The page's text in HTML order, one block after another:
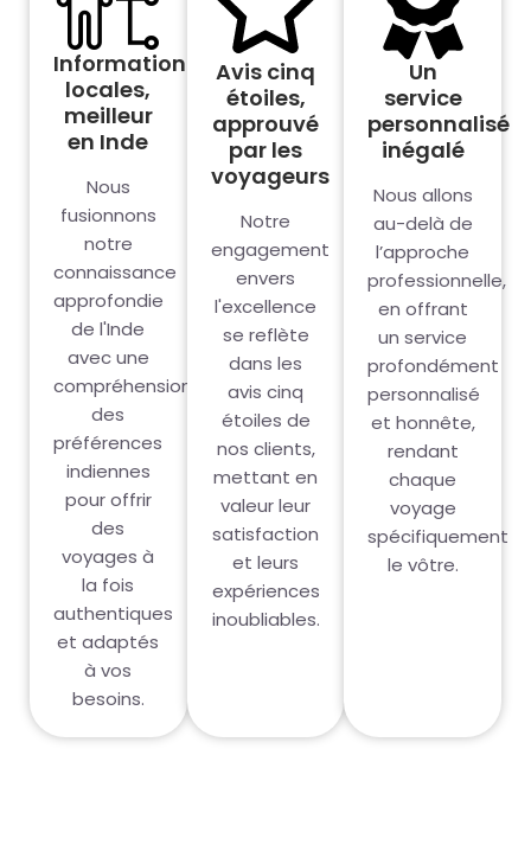
Informations
locales,
meilleur
en Inde
Nous
fusionnons
notre
connaissance
approfondie
de l'Inde
avec une
compréhension
des
préférences
indiennes
pour offrir
des
voyages à
la fois
authentiques
et adaptés
à vos
besoins.
Avis cinq
étoiles,
approuvé
par les
voyageurs
Notre
engagement
envers
l'excellence
se reflète
dans les
avis cinq
étoiles de
nos clients,
mettant en
valeur leur
satisfaction
et leurs
expériences
inoubliables.
Un
service
personnalisé
inégalé
Nous allons
au-delà de
l’approche
professionnelle,
en offrant
un service
profondément
personnalisé
et honnête,
rendant
chaque
voyage
spécifiquement
le vôtre.